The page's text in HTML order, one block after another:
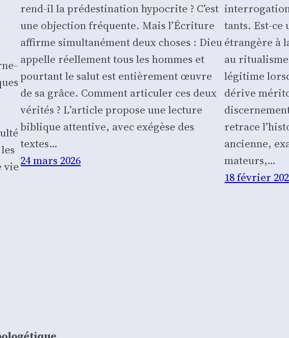
vie
rend-il la prédestination hypocrite ? C’est
une objection fréquente. Mais l’Écriture
affirme simultanément deux choses : Dieu
appelle réellement tous les hommes et
pourtant le salut est entièrement œuvre
de sa grâce. Comment articuler ces deux
vérités ? L’article propose une lecture
biblique attentive, avec exégèse des
textes…
24 mars 2026
tants. Est-ce
étran­gère à
au
légi­time
dérive
retrace
ancienne,
ma­teurs,…
18 février